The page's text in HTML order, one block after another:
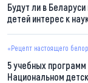
Будут ли в
детей интерес к
«Рецепт настоящего
5 учебных
Национальном